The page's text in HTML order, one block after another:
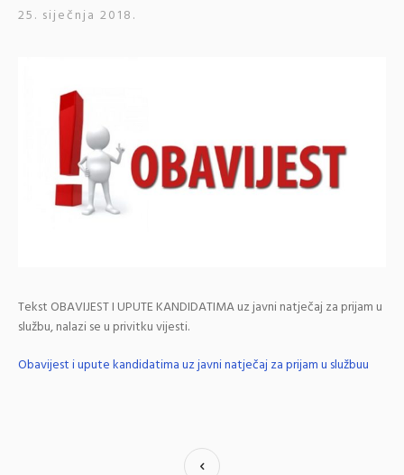
25. siječnja 2018.
Tekst OBAVIJEST I UPUTE KANDIDATIMA uz javni natječaj za prijam u
službu, nalazi se u privitku vijesti.
Obavijest i upute kandidatima uz javni natječaj za prijam u službuu